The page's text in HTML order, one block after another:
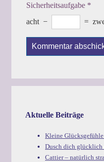
Sicherheitsaufgabe *
acht − =
Aktuelle Beiträge
Kleine
Dusch dich glücklich
Cattier – natürlich